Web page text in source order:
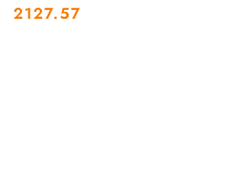
Cena:
2127.57